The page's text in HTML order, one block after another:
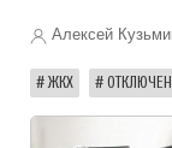
Алексей
ЖКХ